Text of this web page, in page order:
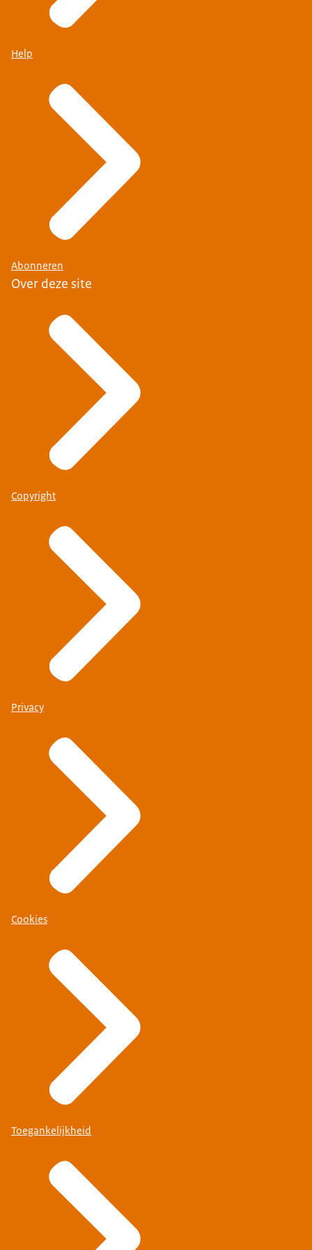
Help
Abonneren
Over deze site
Copyright
Privacy
Cookies
Toegankelijkheid